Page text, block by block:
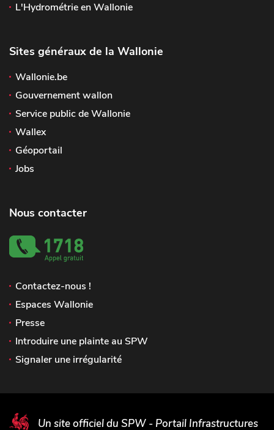
L'Hydrométrie en Wallonie
Sites généraux de la Wallonie
Wallonie.be
Gouvernement wallon
Service public de Wallonie
Wallex
Géoportail
Jobs
Nous contacter
Contactez-nous !
Espaces Wallonie
Presse
Introduire une plainte au SPW
Signaler une irrégularité
Un site officiel du SPW - Portail Infrastructures